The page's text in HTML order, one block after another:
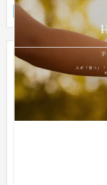
企業サイト ベビー・キッズ